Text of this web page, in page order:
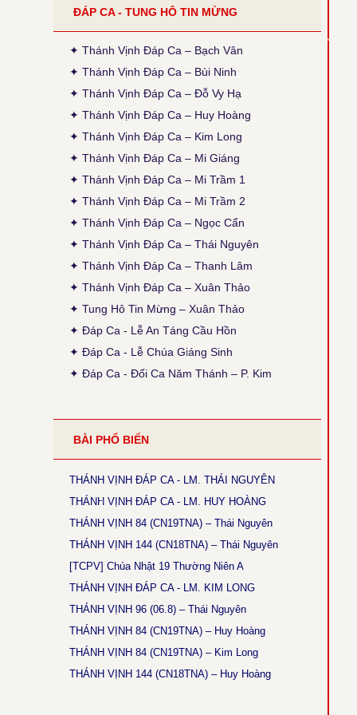
Thời gian cập nhật: 14:35, ngày 30-03-2026
Đính chính ĐK: Thánh Điện = Thánh Diện
● Thánh Vịnh 120 - Xuân Thảo
Thời gian cập nhật: 14:50, ngày 04-02-2026
Sửa phiên khúc 2, chữ cuối: "sao đành" thành
"cho đành", theo bản gốc (x. ấn bản 2020, TCPV
Tổng Hợp, Xuân Thảo, p. 496).
Thời gian cập nhật: 15:45, ngày 03-12-2025
Cập nhật thêm Alleluia Lễ Vọng Giáng Sinh theo
Chúa Nhật 12 TNA, Thánh Giuse, cập nhật lại
phiên khúc cuối (tham chiếu: Sách Bài Đọc và
● Thánh Vịnh 103 - Kim Long
Lễ Chính Ngày: Chúa Thánh Thần Hiện Xuống.
Sửa lại nội dung câu thứ 2 của phiên khúc 1.
● Thánh Vịnh 103 - Thanh Lâm
Thời gian cập nhật: 15:45, ngày 03-12-2025
● Thánh Vịnh 68 - Kim Long
Chúa Nhật 12 Thường Niên A: Câu đáp: bỏ chữ
khẩn, chữ con luyến nốt G+F.
● Thánh Vịnh 144 - Kim Long
Thời gian cập nhật: 15:45, ngày 03-12-2025
Chúa Nhật 18 TNA và 17TNB: Phiên khúc 3 sửa
chữ: “rất” thành “thật”
● Magnificat Lc 1 - Kim Long
Lễ Mân Côi, Chúa Nhật 3 Mùa Vọng B: sửa chữ
cuối cùng phiên khúc cuối: “ngàn sau” thành
● Thánh Vịnh 146 - Kim Long
ĐÁP CA - TUNG HÔ TIN MỪNG
✦ Thánh Vịnh Đáp Ca – Bạch Vân
✦ Thánh Vịnh Đáp Ca – Bùi Ninh
✦ Thánh Vịnh Đáp Ca – Đỗ Vy Hạ
✦ Thánh Vịnh Đáp Ca – Huy Hoàng
✦ Thánh Vịnh Đáp Ca – Kim Long
✦ Thánh Vịnh Đáp Ca – Mi Giáng
✦ Thánh Vịnh Đáp Ca – Mi Trầm 1
✦ Thánh Vịnh Đáp Ca – Mi Trầm 2
✦ Thánh Vịnh Đáp Ca – Ngọc Cẩn
✦ Thánh Vịnh Đáp Ca – Thái Nguyên
✦ Thánh Vịnh Đáp Ca – Thanh Lâm
✦ Thánh Vịnh Đáp Ca – Xuân Thảo
✦ Tung Hô Tin Mừng – Xuân Thảo
✦ Đáp Ca - Lễ An Táng Cầu Hồn
✦ Đáp Ca - Lễ Chúa Giáng Sinh
✦ Đáp Ca - Đối Ca Năm Thánh – P. Kim
BÀI PHỔ BIẾN
THÁNH VỊNH ĐÁP CA - LM. THÁI NGUYÊN
THÁNH VỊNH ĐÁP CA - LM. HUY HOÀNG
THÁNH VỊNH 84 (CN19TNA) – Thái Nguyên
THÁNH VỊNH 144 (CN18TNA) – Thái Nguyên
[TCPV] Chúa Nhật 19 Thường Niên A
THÁNH VỊNH ĐÁP CA - LM. KIM LONG
THÁNH VỊNH 96 (06.8) – Thái Nguyên
THÁNH VỊNH 84 (CN19TNA) – Huy Hoàng
THÁNH VỊNH 84 (CN19TNA) – Kim Long
THÁNH VỊNH 144 (CN18TNA) – Huy Hoàng